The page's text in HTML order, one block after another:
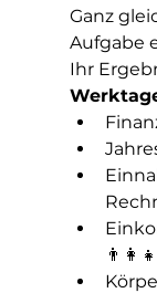
Ganz
Aufgabe
Ihr